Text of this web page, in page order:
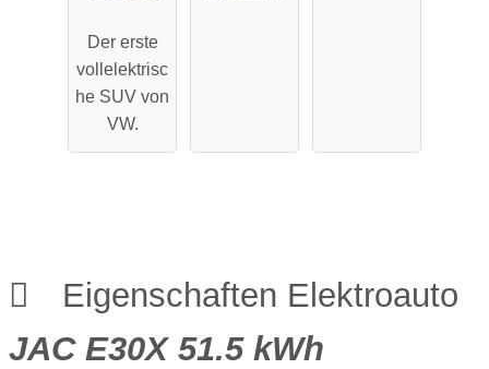
Performa
nce
Der erste
vollelektrisc
he SUV von
VW.
Eigenschaften Elektroauto
JAC E30X 51.5 kWh